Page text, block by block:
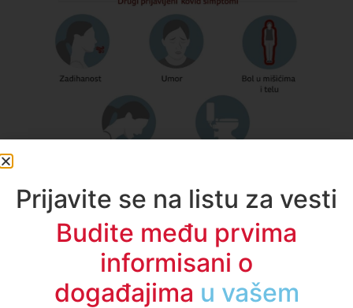
BBC
Pogledajte: Kako da razlikujete simptome korona
virusa, gripa i prehlade
Prijavite se na listu za vesti
Budite među prvima
informisani o